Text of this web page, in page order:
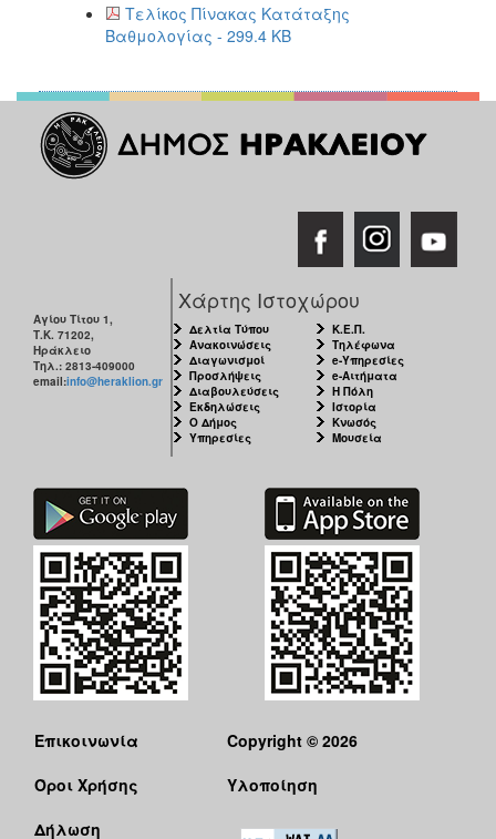
ΠΟΛΙΤΙΣΜΟΣ
ΑΝΘΕΚΤΙΚΗ
Τελίκος Πίνακας Κατάταξης
Βαθμολογίας - 299.4 KB
Αγίου Τίτου 1,
Τ.Κ. 71202,
Ηράκλειο
Τηλ.: 2813-409000
email:info@heraklion.gr
Χάρτης Ιστοχώρου
Δελτία Τύπου
Ανακοινώσεις
Διαγωνισμοί
Προσλήψεις
Διαβουλεύσεις
Εκδηλώσεις
Ο Δήμος
Υπηρεσίες
Κ.Ε.Π.
Τηλέφωνα
e-Υπηρεσίες
e-Αιτήματα
Η Πόλη
Ιστορία
Κνωσός
Μουσεία
Επικοινωνία
Όροι Χρήσης
Δήλωση
Copyright © 2026
Υλοποίηση